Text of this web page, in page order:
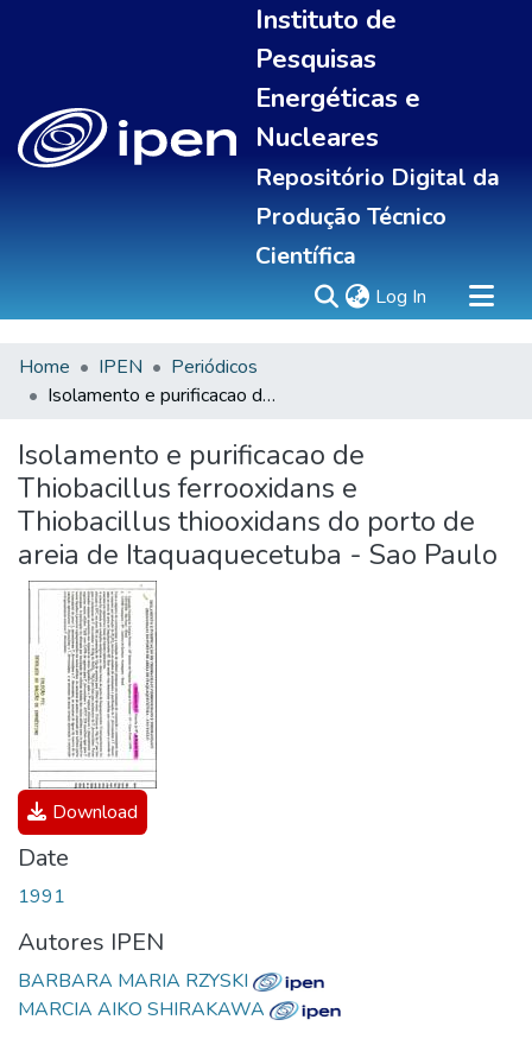
Instituto de
Pesquisas
Energéticas e
Nucleares
Repositório Digital da
Produção Técnico
Científica
Log In (current)
Sobre
All of DSpace
Statistics
Home IPEN
Periódicos
Isolamento e purificacao de Thiobacillus ferrooxidans e Thiobacillus thiooxidans do porto de areia de Itaquaquecetuba - Sao Paulo
Isolamento e purificacao de
Thiobacillus ferrooxidans e
Thiobacillus thiooxidans do porto de
areia de Itaquaquecetuba - Sao Paulo
Download
Date
1991
Autores IPEN
BARBARA MARIA RZYSKI
MARCIA AIKO SHIRAKAWA